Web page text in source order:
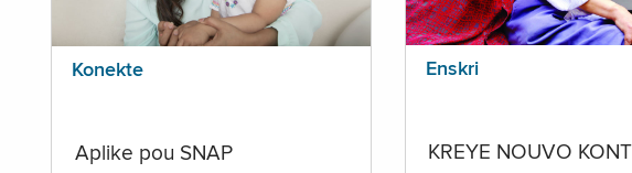
Konekte
Aplike pou SNAP
Enskri
KREYE NOUVO KONT